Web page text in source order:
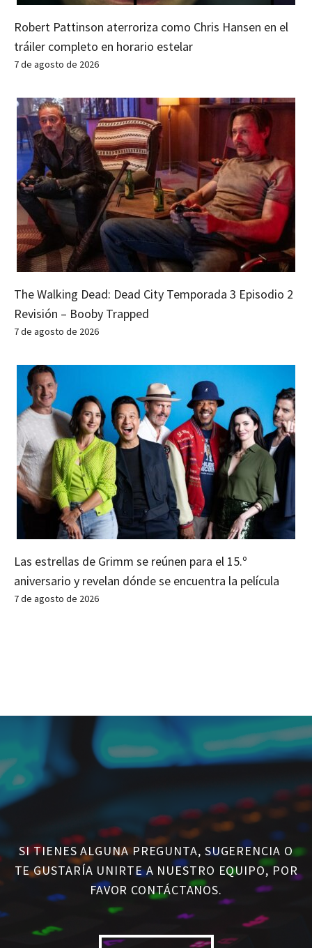
Robert Pattinson aterroriza como Chris Hansen en el
tráiler completo en horario estelar
7 de agosto de 2026
The Walking Dead: Dead City Temporada 3 Episodio 2
Revisión – Booby Trapped
7 de agosto de 2026
Las estrellas de Grimm se reúnen para el 15.º
aniversario y revelan dónde se encuentra la película
7 de agosto de 2026
SI TIENES ALGUNA PREGUNTA, SUGERENCIA O
TE GUSTARÍA UNIRTE A NUESTRO EQUIPO, POR
FAVOR CONTÁCTANOS.